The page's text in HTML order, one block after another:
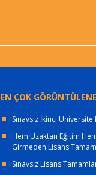
EN ÇOK
Sınavsız İkinci
Hem Uzaktan Eğitim
Girmeden Lisans
Sınavsız Lisans